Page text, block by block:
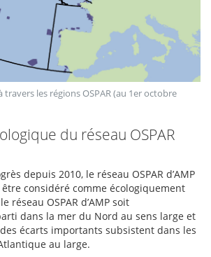
travers les régions OSPAR (au 1er octobre
du réseau OSPAR
depuis 2010, le réseau OSPAR d’AMP
considéré comme écologiquement
réseau OSPAR d’AMP soit
dans la mer du Nord au sens large et
écarts importants subsistent dans les
au large.